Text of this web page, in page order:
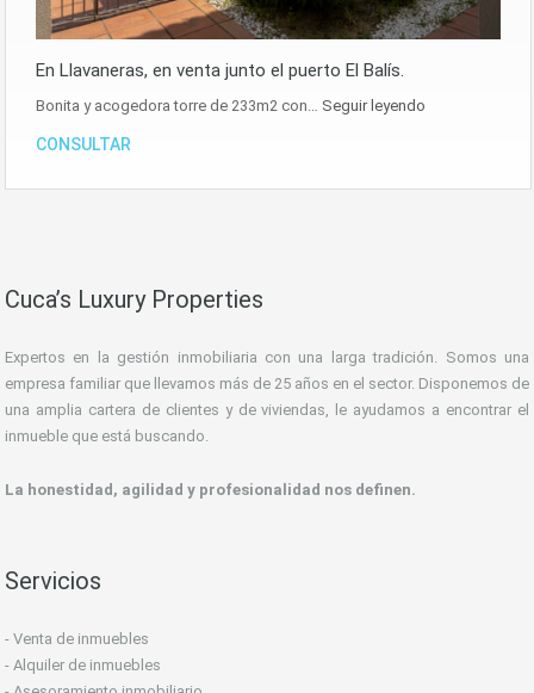
En Llavaneras, en venta junto el puerto El Balís.
Bonita y acogedora torre de 233m2 con… Seguir leyendo
CONSULTAR
Cuca’s Luxury Properties
Expertos en la gestión inmobiliaria con una larga tradición. Somos una
empresa familiar que llevamos más de 25 años en el sector. Disponemos de
una amplia cartera de clientes y de viviendas, le ayudamos a encontrar el
inmueble que está buscando.
La honestidad, agilidad y profesionalidad nos definen.
Servicios
- Venta de inmuebles
- Alquiler de inmuebles